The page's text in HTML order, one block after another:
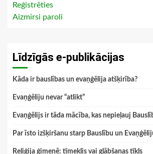
Reģistrēties
Aizmirsi paroli
Līdzīgās e-publikācijas
Kāda ir bauslības un evaņģēlija atšķirība?
Evaņģēliju nevar “atlikt”
Evaņģēlijs ir tāda mācība, kas nepieļauj
Par īsto izšķiršanu starp Bauslību un
Reliģija ģimenē: tīmeklis vai glābšanas tīkls